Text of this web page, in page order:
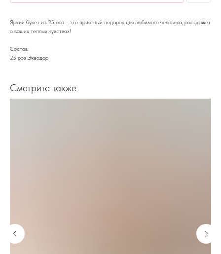
Яркий букет из 25 роз - это приятный подарок для любимого человека, расскажет
о ваших теплых чувствах!
Состав:
25 роз Эквадор
Смотрите также